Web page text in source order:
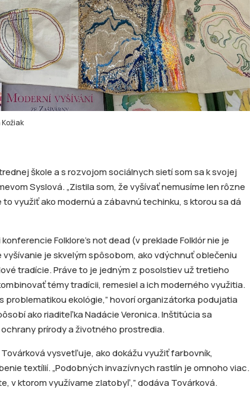
Kožiak
škole a s rozvojom sociálnych sietí som sa k svojej
Syslová. „Zistila som, že vyšívať nemusíme len rôzne
využiť ako modernú a zábavnú techinku, s ktorou sa dá
Folklore’s not dead (v preklade Folklór nie je
je skvelým spôsobom, ako vdýchnuť oblečeniu
tradície. Práve to je jedným z posolstiev už tretieho
témy tradícii, remesiel a ich moderného využitia.
ekológie,” hovorí organizátorka podujatia
ako riaditeľka Nadácie Veronica. Inštitúcia sa
prírody a životného prostredia.
vysvetľuje, ako dokážu využiť farbovník,
textílií. „Podobných invazívnych rastlín je omnoho viac.
v ktorom využívame zlatobyľ,” dodáva Továrková.